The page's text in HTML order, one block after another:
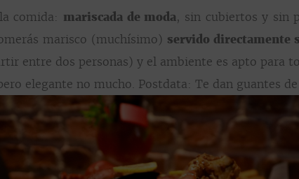
comida: mariscada de moda, sin cubiertos y sin
marisco (muchísimo) servido directamente
entre dos personas) y el ambiente es apto para
elegante no mucho. Postdata: Te dan guantes